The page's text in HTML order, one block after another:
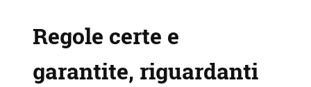
Regole certe e
garantite, riguardanti